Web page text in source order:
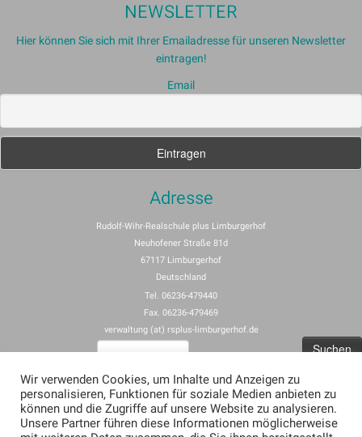
NEWSLETTER
Hier können Sie sich mit Ihrer Emailadresse für unseren Newsletter
eintragen!
Email
Adresse
Rudolf-Wihr-Realschule plus Limburgerhof
Neuhofener Straße 81d
67117 Limburgerhof
Deutschland
Tel. 06236-479440
Fax. 06236-479469
verwaltung (at) rsplus-limburgerhof.de
Impressum
Allgemeine Nutzungsbedingungen für rspus-limburgerhof.de
Wir verwenden Cookies, um Inhalte und Anzeigen zu
personalisieren, Funktionen für soziale Medien anbieten zu
können und die Zugriffe auf unsere Website zu analysieren.
Unsere Partner führen diese Informationen möglicherweise